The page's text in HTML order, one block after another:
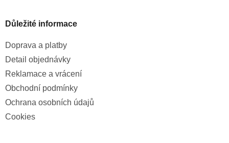
Důležité informace
Doprava a platby
Detail objednávky
Reklamace a vrácení
Obchodní podmínky
Ochrana osobních údajů
Cookies